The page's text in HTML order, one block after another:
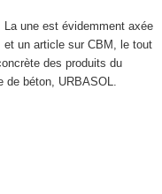
La une est évidemment axée
et un article sur CBM, le tout
des produits du
de béton, URBASOL.